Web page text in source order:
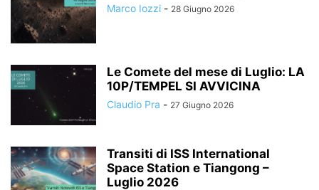
Marco Iozzi - 28 Giugno 2026
Le Comete del mese di Luglio: LA
10P/TEMPEL SI AVVICINA
Claudio Pra - 27 Giugno 2026
Transiti di ISS International
Space Station e Tiangong –
Luglio 2026